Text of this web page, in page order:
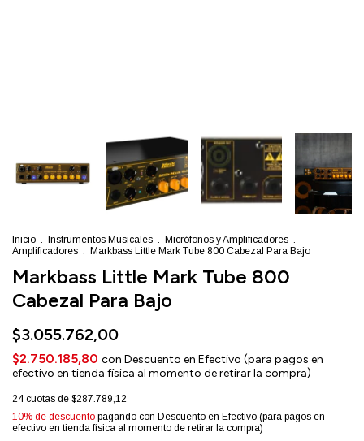
Inicio . Instrumentos Musicales . Micrófonos y Amplificadores .
Amplificadores . Markbass Little Mark Tube 800 Cabezal Para Bajo
Markbass Little Mark Tube 800
Cabezal Para Bajo
$3.055.762,00
$2.750.185,80 con Descuento en Efectivo (para pagos en
efectivo en tienda física al momento de retirar la compra)
24 cuotas de $287.789,12
10% de descuento pagando con Descuento en Efectivo (para pagos en
efectivo en tienda física al momento de retirar la compra)